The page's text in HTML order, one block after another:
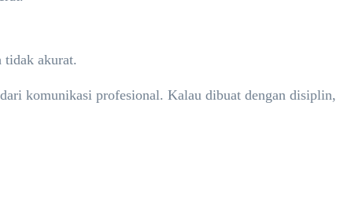
tidak akurat.
komunikasi profesional. Kalau dibuat dengan